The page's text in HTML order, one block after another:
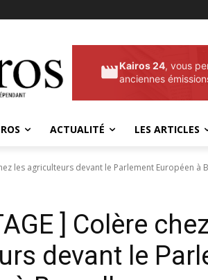
Kairos 24, vous
anciennes
ACTUALITÉ LES ARTICLES
les agriculteurs devant le Parlement Européen à
] Colère
devant le